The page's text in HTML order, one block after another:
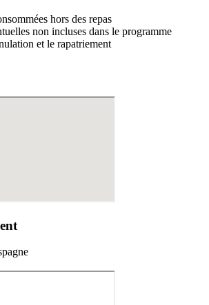
hors des repas
non incluses dans le programme
et le rapatriement